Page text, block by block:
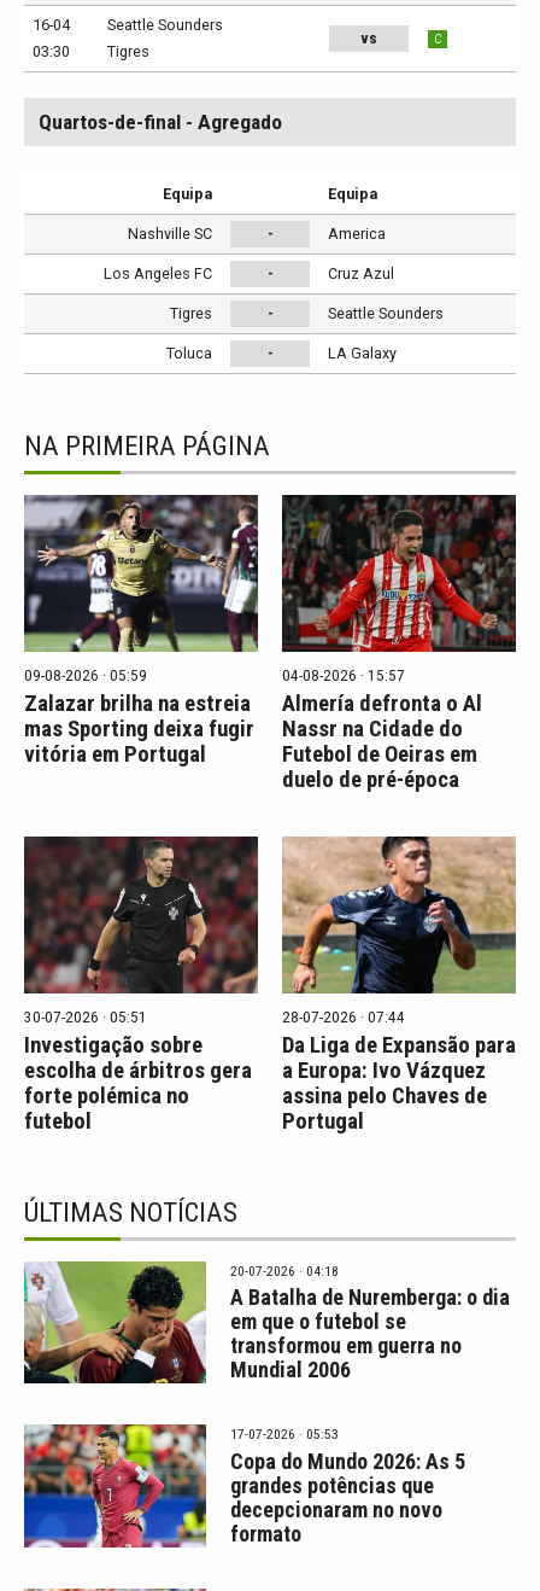
16-04
03:30
Seattle Sounders
Tigres
vs C
Quartos-de-final - Agregado
Equipa Equipa
Nashville SC - America
Los Angeles FC - Cruz Azul
Tigres - Seattle Sounders
Toluca - LA Galaxy
NA PRIMEIRA PÁGINA
09-08-2026 · 05:59
Zalazar brilha na estreia
mas Sporting deixa fugir
vitória em Portugal
04-08-2026 · 15:57
Almería defronta o Al
Nassr na Cidade do
Futebol de Oeiras em
duelo de pré-época
30-07-2026 · 05:51
Investigação sobre
escolha de árbitros gera
forte polémica no
futebol
28-07-2026 · 07:44
Da Liga de Expansão para
a Europa: Ivo Vázquez
assina pelo Chaves de
Portugal
ÚLTIMAS NOTÍCIAS
20-07-2026 · 04:18
A Batalha de Nuremberga: o dia
em que o futebol se
transformou em guerra no
Mundial 2006
17-07-2026 · 05:53
Copa do Mundo 2026: As 5
grandes potências que
decepcionaram no novo
formato